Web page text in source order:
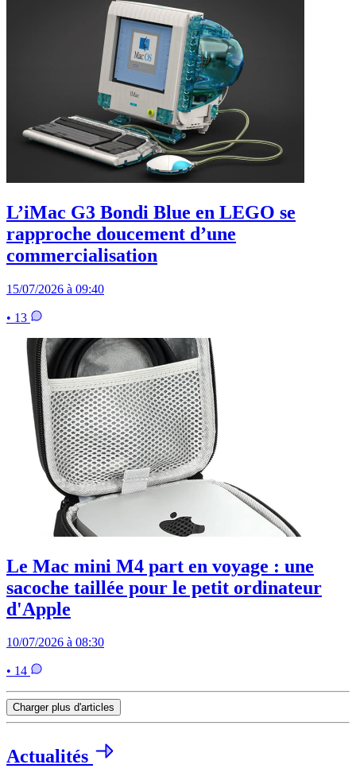
L’iMac G3 Bondi Blue en LEGO se
rapproche doucement d’une
commercialisation
15/07/2026 à 09:40
• 13
Le Mac mini M4 part en voyage : une
sacoche taillée pour le petit ordinateur
d'Apple
10/07/2026 à 08:30
• 14
Charger plus d'articles
Actualités